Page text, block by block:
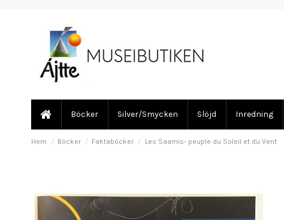
Böcker Silver/Smycken Slöjd Inredning
Hem Böcker Faktaböcker Les Saamis- peuple du Soleil et du Vent